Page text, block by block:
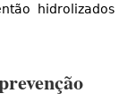
hidrolizados